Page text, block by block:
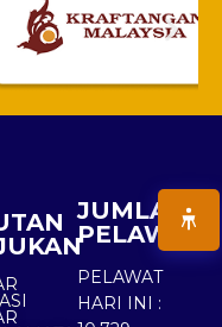
JUMLAH
PELAWAT
PELAWAT
HARI INI :